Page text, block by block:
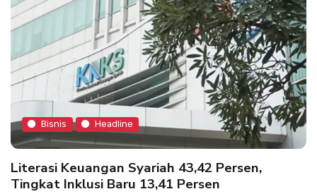
Bisnis Headline
Literasi Keuangan Syariah 43,42 Persen,
Tingkat Inklusi Baru 13,41 Persen